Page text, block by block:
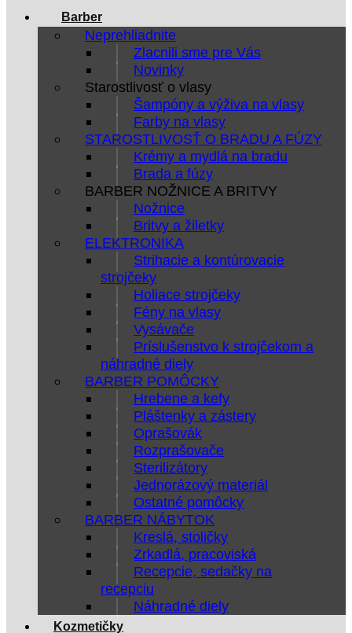
Barber
Neprehliadnite
Zlacnili sme pre Vás
Novinky
Starostlivosť o vlasy
Šampóny a výživa na vlasy
Farby na vlasy
STAROSTLIVOSŤ O BRADU A FÚZY
Krémy a mydlá na bradu
Brada a fúzy
BARBER NOŽNICE A BRITVY
Nožnice
Britvy a žiletky
ELEKTRONIKA
Strihacie a kontúrovacie
strojčeky
Holiace strojčeky
Fény na vlasy
Vysávače
Príslušenstvo k strojčekom a
náhradné diely
BARBER POMÔCKY
Hrebene a kefy
Pláštenky a zástery
Oprašovák
Rozprašovače
Sterilizátory
Jednorázový materiál
Ostatné pomôcky
BARBER NÁBYTOK
Kreslá, stoličky
Zrkadlá, pracoviská
Recepcie, sedačky na
recepciu
Náhradné diely
Kozmetičky